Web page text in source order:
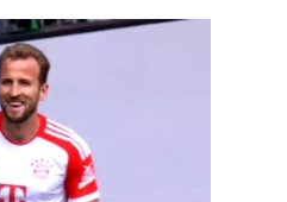
во „војна“ поради фудбалер
Барселона?
кој сè досега го поддржал?